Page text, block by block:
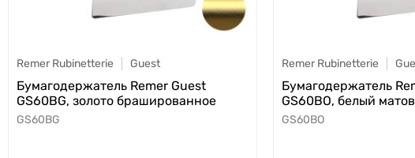
Remer Rubinetterie Guest
Бумагодержатель Remer Guest
GS60BG, золото брашированное
GS60BG
Remer Rubinetterie
Бумагодержатель
GS60BO, белый
GS60BO